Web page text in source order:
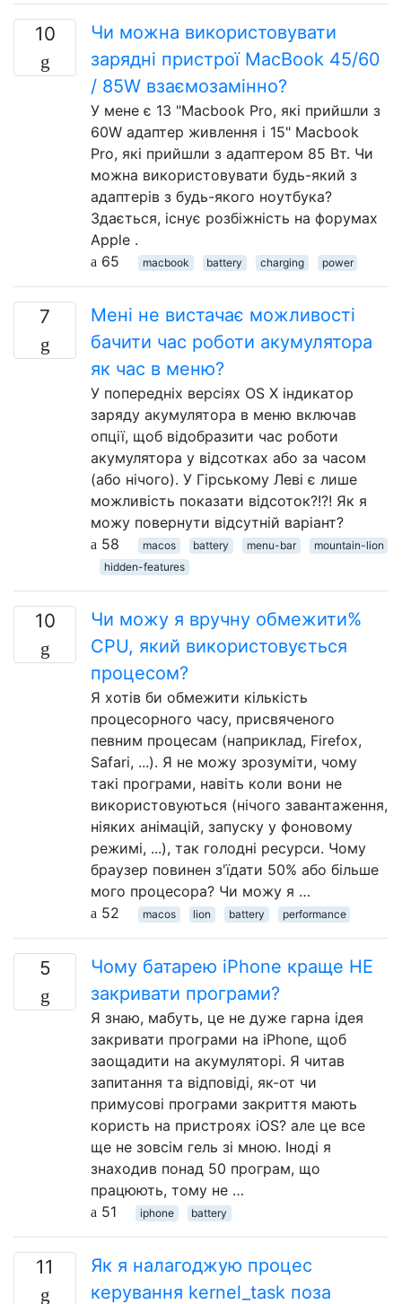
10
Чи можна використовувати
зарядні пристрої MacBook 45/60
/ 85W взаємозамінно?
У мене є 13 "Macbook Pro, які прийшли з
60W адаптер живлення і 15" Macbook
Pro, які прийшли з адаптером 85 Вт. Чи
можна використовувати будь-який з
адаптерів з будь-якого ноутбука?
Здається, існує розбіжність на форумах
Apple .
65
macbook battery charging power
7
Мені не вистачає можливості
бачити час роботи акумулятора
як час в меню?
У попередніх версіях OS X індикатор
заряду акумулятора в меню включав
опції, щоб відобразити час роботи
акумулятора у відсотках або за часом
(або нічого). У Гірському Леві є лише
можливість показати відсоток?!?! Як я
можу повернути відсутній варіант?
58
macos battery menu-bar
mountain-lion
hidden-features
10
Чи можу я вручну обмежити%
CPU, який використовується
процесом?
Я хотів би обмежити кількість
процесорного часу, присвяченого
певним процесам (наприклад, Firefox,
Safari, ...). Я не можу зрозуміти, чому
такі програми, навіть коли вони не
використовуються (нічого завантаження,
ніяких анімацій, запуску у фоновому
режимі, ...), так голодні ресурси. Чому
браузер повинен з'їдати 50% або більше
мого процесора? Чи можу я …
52
macos lion battery performance
5
Чому батарею iPhone краще НЕ
закривати програми?
Я знаю, мабуть, це не дуже гарна ідея
закривати програми на iPhone, щоб
заощадити на акумуляторі. Я читав
запитання та відповіді, як-от чи
примусові програми закриття мають
користь на пристроях iOS? але це все
ще не зовсім гель зі мною. Іноді я
знаходив понад 50 програм, що
працюють, тому не …
51
iphone battery
11
Як я налагоджую процес
керування kernel_task поза